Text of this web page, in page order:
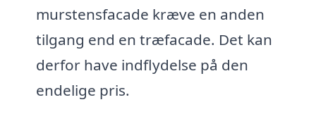
murstensfacade kræve en anden
tilgang end en træfacade. Det kan
derfor have indflydelse på den
endelige pris.